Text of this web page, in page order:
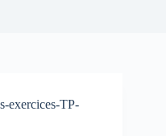
exercices-TP-